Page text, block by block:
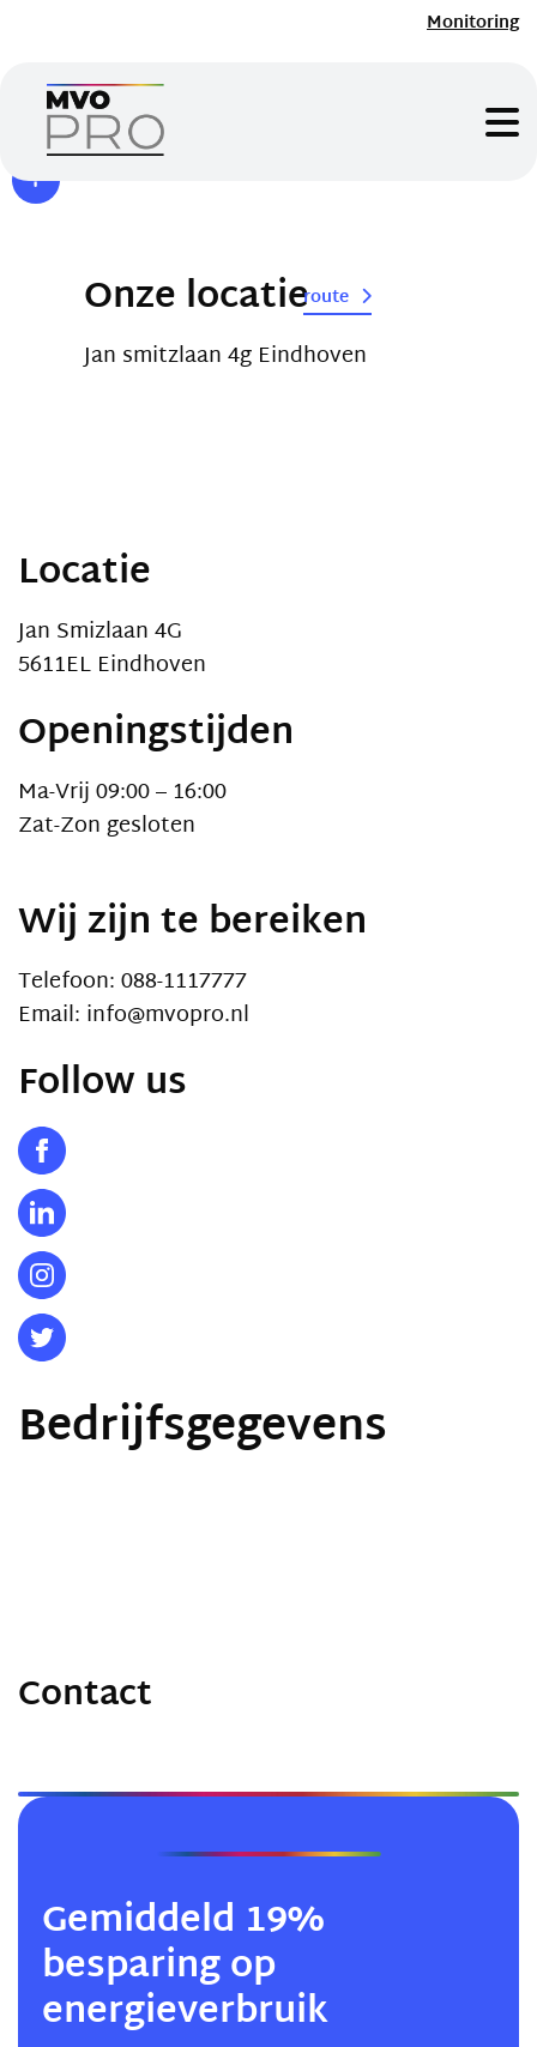
Monitoring
Locatie
Jan Smizlaan 4G
5611EL Eindhoven
Openingstijden
Ma-Vrij 09:00 – 16:00
Zat-Zon gesloten
Wij zijn te bereiken
Telefoon: 088-1117777
Email: info@mvopro.nl
Follow us
Bedrijfsgegevens
Onze locatieroute
Jan smitzlaan 4g Eindhoven
Contact
Gemiddeld 19%
besparing op
energieverbruik